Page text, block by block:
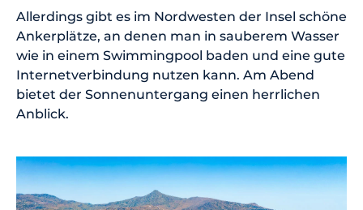
Allerdings gibt es im Nordwesten der Insel schöne
Ankerplätze, an denen man in sauberem Wasser
wie in einem Swimmingpool baden und eine gute
Internetverbindung nutzen kann. Am Abend
bietet der Sonnenuntergang einen herrlichen
Anblick.